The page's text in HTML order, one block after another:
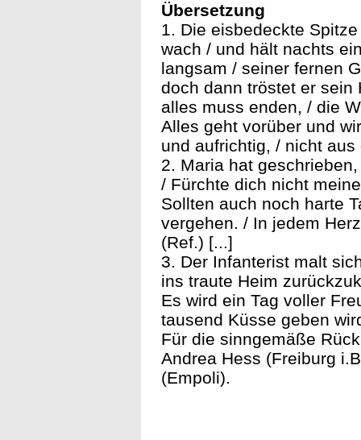
Übersetzung
1. Die eisbedeckte
wach / und hält nachts
langsam / seiner fernen
doch dann tröstet er sein
alles muss enden, / die
Alles geht vorüber und
und aufrichtig, / nicht
2. Maria hat
/ Fürchte dich nicht
Sollten auch noch harte
vergehen. / In jedem
(Ref.) [...]
3. Der Infanterist malt
ins traute Heim
Es wird ein Tag voller
tausend Küsse geben
Für die sinngemäße
Andrea Hess (Freiburg
(Empoli).